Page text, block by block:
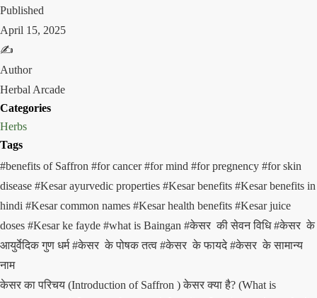
Published
April 15, 2025
✍️
Author
Herbal Arcade
Categories
Herbs
Tags
#benefits of Saffron #for cancer#for mind #for pregnency #for skin
disease #Kesar ayurvedic properties #Kesar benefits #Kesar benefits in
hindi #Kesar common names #Kesar health benefits #Kesar juice
doses #Kesar ke fayde #what is Baingan #केसर की सेवन विधि#केसर के
आयुर्वेदिक गुण धर्म#केसर के पोषक तत्व #केसर के फायदे#केसर के सामान्य
नाम
केसर का परिचय (Introduction of Saffron ) केसर क्या है? (What is